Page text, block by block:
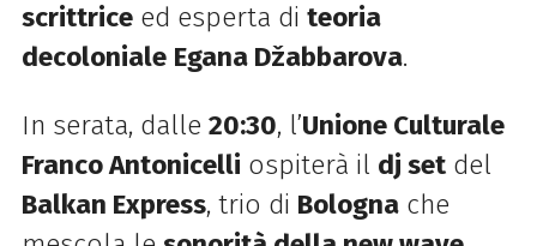
scrittriceed esperta di teoria
decoloniale Egana Džabbarova.
In serata, dalle 20:30, l’Unione Culturale
Franco Antonicelli ospiterà il dj setdel
Balkan Express, trio di Bolognache